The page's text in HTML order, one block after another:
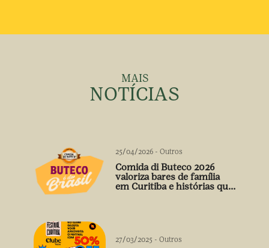
MAIS
NOTÍCIAS
25/04/2026 - Outros
Comida di Buteco 2026
valoriza bares de família
em Curitiba e histórias que
27/03/2025 - Outros